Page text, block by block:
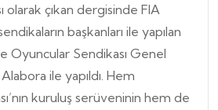
olarak çıkan dergisinde FIA
başkanları ile yapılan
Oyuncular Sendikası Genel
ile yapıldı. Hem
kuruluş serüveninin hem de